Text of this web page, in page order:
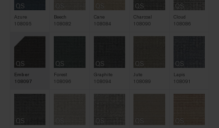
QS
Azure
108095
QS
Beech
108082
QS
Cane
108084
QS
Charcoal
108090
QS
Cloud
108086
QS
Ember
108097
QS
Forest
108096
QS
Graphite
108094
QS
Jute
108089
QS
Lapis
108091
QS QS QS QS QS